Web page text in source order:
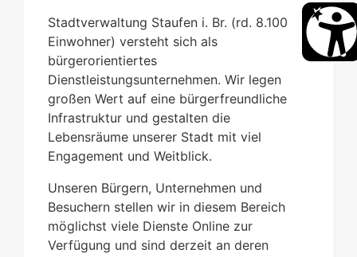
Stadtverwaltung Staufen i. Br. (rd. 8.100
Einwohner) versteht sich als
bürgerorientiertes
Dienstleistungsunternehmen. Wir legen
großen Wert auf eine bürgerfreundliche
Infrastruktur und gestalten die
Lebensräume unserer Stadt mit viel
Engagement und Weitblick.
Unseren Bürgern, Unternehmen und
Besuchern stellen wir in diesem Bereich
möglichst viele Dienste Online zur
Verfügung und sind derzeit an deren